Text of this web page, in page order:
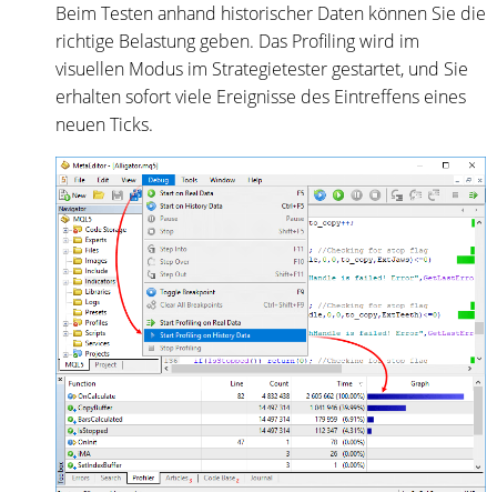
Beim Testen anhand historischer Daten können Sie die
richtige Belastung geben. Das Profiling wird im
visuellen Modus im Strategietester gestartet, und Sie
erhalten sofort viele Ereignisse des Eintreffens eines
neuen Ticks.